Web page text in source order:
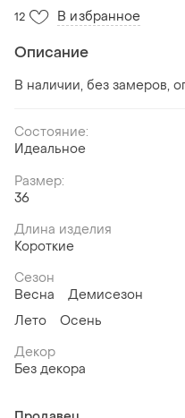
12 В избранное
Описание
В наличии, без замеров,
Состояние:
Идеальное
Размер:
36
Длина изделия
Короткие
Сезон
Весна
Демисезон
Лето
Осень
Декор
Без декора